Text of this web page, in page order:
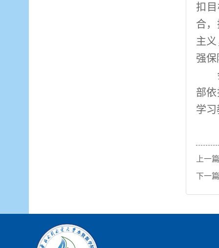
扣
合
主
强
部
学
上一
下一